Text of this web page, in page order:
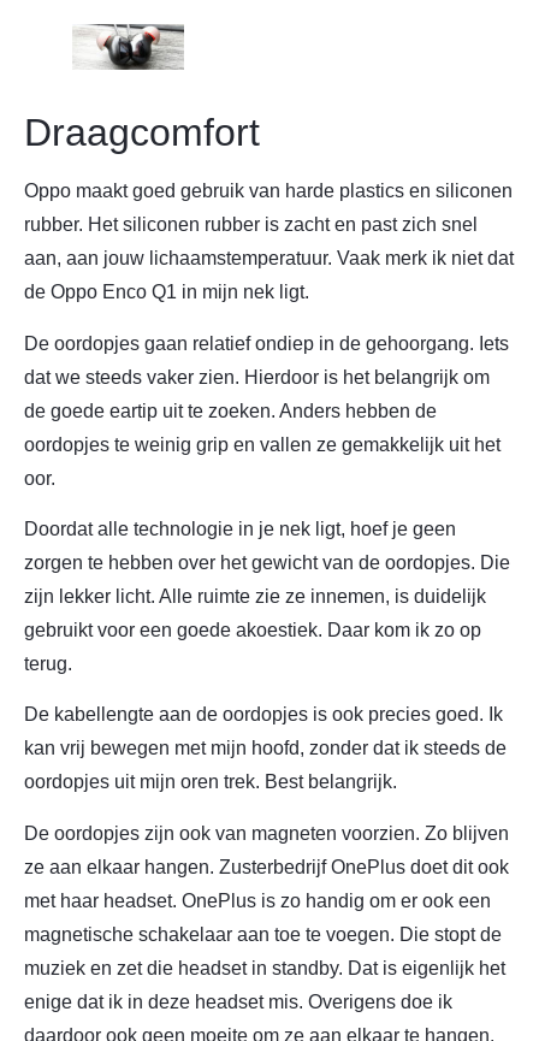
Draagcomfort
Oppo maakt goed gebruik van harde plastics en siliconen
rubber. Het siliconen rubber is zacht en past zich snel
aan, aan jouw lichaamstemperatuur. Vaak merk ik niet dat
de Oppo Enco Q1 in mijn nek ligt.
De oordopjes gaan relatief ondiep in de gehoorgang. Iets
dat we steeds vaker zien. Hierdoor is het belangrijk om
de goede eartip uit te zoeken. Anders hebben de
oordopjes te weinig grip en vallen ze gemakkelijk uit het
oor.
Doordat alle technologie in je nek ligt, hoef je geen
zorgen te hebben over het gewicht van de oordopjes. Die
zijn lekker licht. Alle ruimte zie ze innemen, is duidelijk
gebruikt voor een goede akoestiek. Daar kom ik zo op
terug.
De kabellengte aan de oordopjes is ook precies goed. Ik
kan vrij bewegen met mijn hoofd, zonder dat ik steeds de
oordopjes uit mijn oren trek. Best belangrijk.
De oordopjes zijn ook van magneten voorzien. Zo blijven
ze aan elkaar hangen. Zusterbedrijf OnePlus doet dit ook
met haar headset. OnePlus is zo handig om er ook een
magnetische schakelaar aan toe te voegen. Die stopt de
muziek en zet die headset in standby. Dat is eigenlijk het
enige dat ik in deze headset mis. Overigens doe ik
daardoor ook geen moeite om ze aan elkaar te hangen.